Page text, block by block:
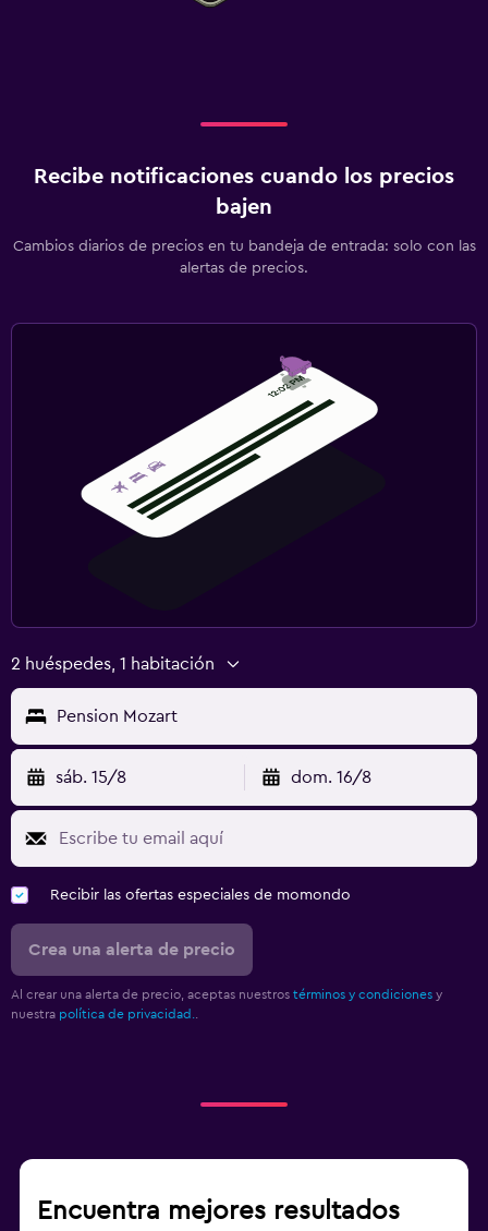
Recibe notificaciones cuando los precios
bajen
Cambios diarios de precios en tu bandeja de entrada: solo con las
alertas de precios.
2 huéspedes, 1 habitación
Pension Mozart
sáb. 15/8 dom. 16/8
Recibir las ofertas especiales de momondo
Crea una alerta de precio
Al crear una alerta de precio, aceptas nuestros términos y condiciones y
nuestra política de privacidad.
Encuentra mejores resultados